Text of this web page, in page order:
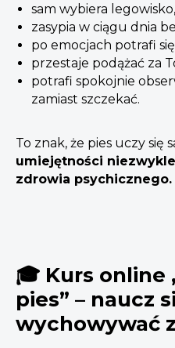
sam wybiera
zasypia w ciągu dnia
po emocjach potrafi
przestaje podążać za
potrafi spokojnie
zamiast szczekać.
To znak, że pies uczy się
umiejętności
zdrowia psychicznego.
🎓 Kurs online
pies” – naucz
wychowywać